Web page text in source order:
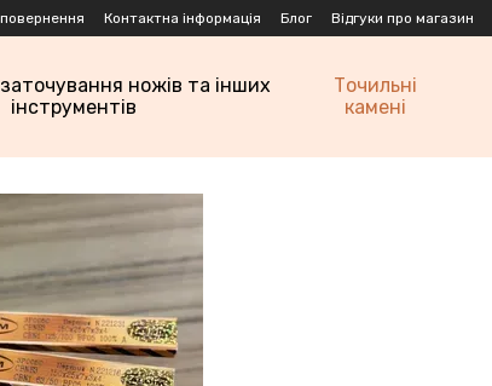
Контактна інформація Блог Відгуки про магазин
ножів та інших
інструментів
Точильні
камені